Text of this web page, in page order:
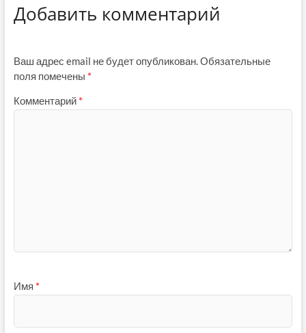
Добавить комментарий
Ваш адрес email не будет опубликован.Обязательные
поля помечены *
Комментарий *
Имя *